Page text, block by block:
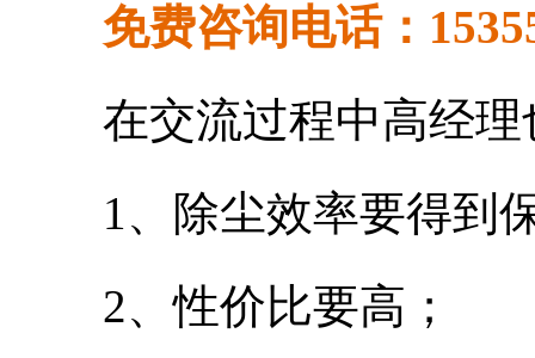
免费咨询电话：
在交流过程中高经理
1、除尘效率要得到
2、性价比要高；